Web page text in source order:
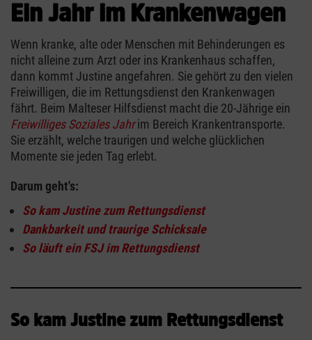
Ein Jahr im Krankenwagen
Wenn kranke, alte oder Menschen mit Behinderungen es
nicht alleine zum Arzt oder ins Krankenhaus schaffen,
dann kommt Justine angefahren. Sie gehört zu den vielen
Freiwilligen, die im Rettungsdienst den Krankenwagen
fährt. Beim Malteser Hilfsdienst macht die 20-Jährige ein
Freiwilliges Soziales Jahrim Bereich Krankentransporte.
Sie erzählt, welche traurigen und welche glücklichen
Momente sie jeden Tag erlebt.
Darum geht's:
So kam Justine zum Rettungsdienst
Dankbarkeit und traurige Schicksale
So läuft ein FSJ im Rettungsdienst
So kam Justine zum Rettungsdienst